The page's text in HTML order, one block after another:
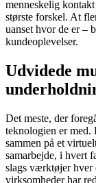
menneskelig
største forskel. At
uanset hvor de er –
kundeoplevelser.
Udvidede
Det meste, der
teknologien er med.
sammen på et
samarbejde, i hvert
slags værktøjer hver
virksomheder har